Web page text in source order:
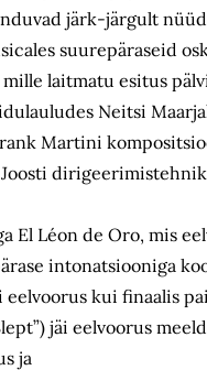
järk-järgult
suurepäraseid
mille laitmatu esitus
Neitsi
Martini
El Léon de Oro, mis
intonatsiooniga
kui finaalis
jäi eelvoorus
ja